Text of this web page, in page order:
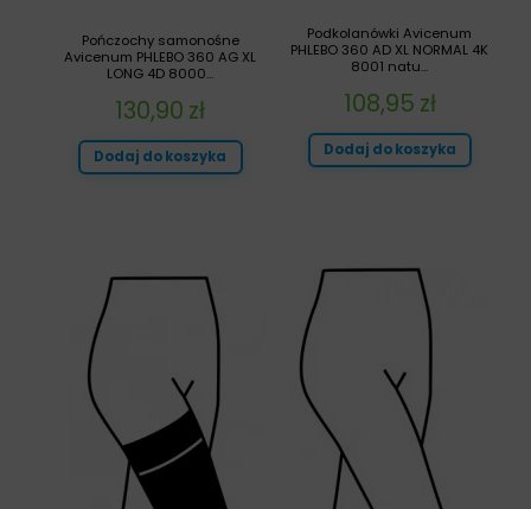
Podkolanówki Avicenum
PHLEBO 360 AD XL NORMAL 4K
8001 natu...
108,95 zł
Dodaj do koszyka
Pończochy samonośne
Avicenum PHLEBO 360 AG XL
LONG 4D 8000...
130,90 zł
Dodaj do koszyka